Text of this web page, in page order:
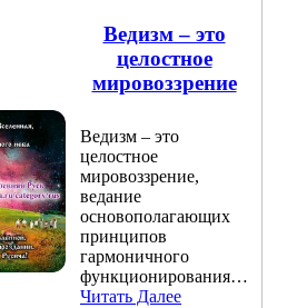
Ведизм – это
целостное
мировоззрение
Ведизм – это
целостное
мировоззрение,
ведание
основополагающих
принципов
гармоничного
функционирования…
Читать Далее